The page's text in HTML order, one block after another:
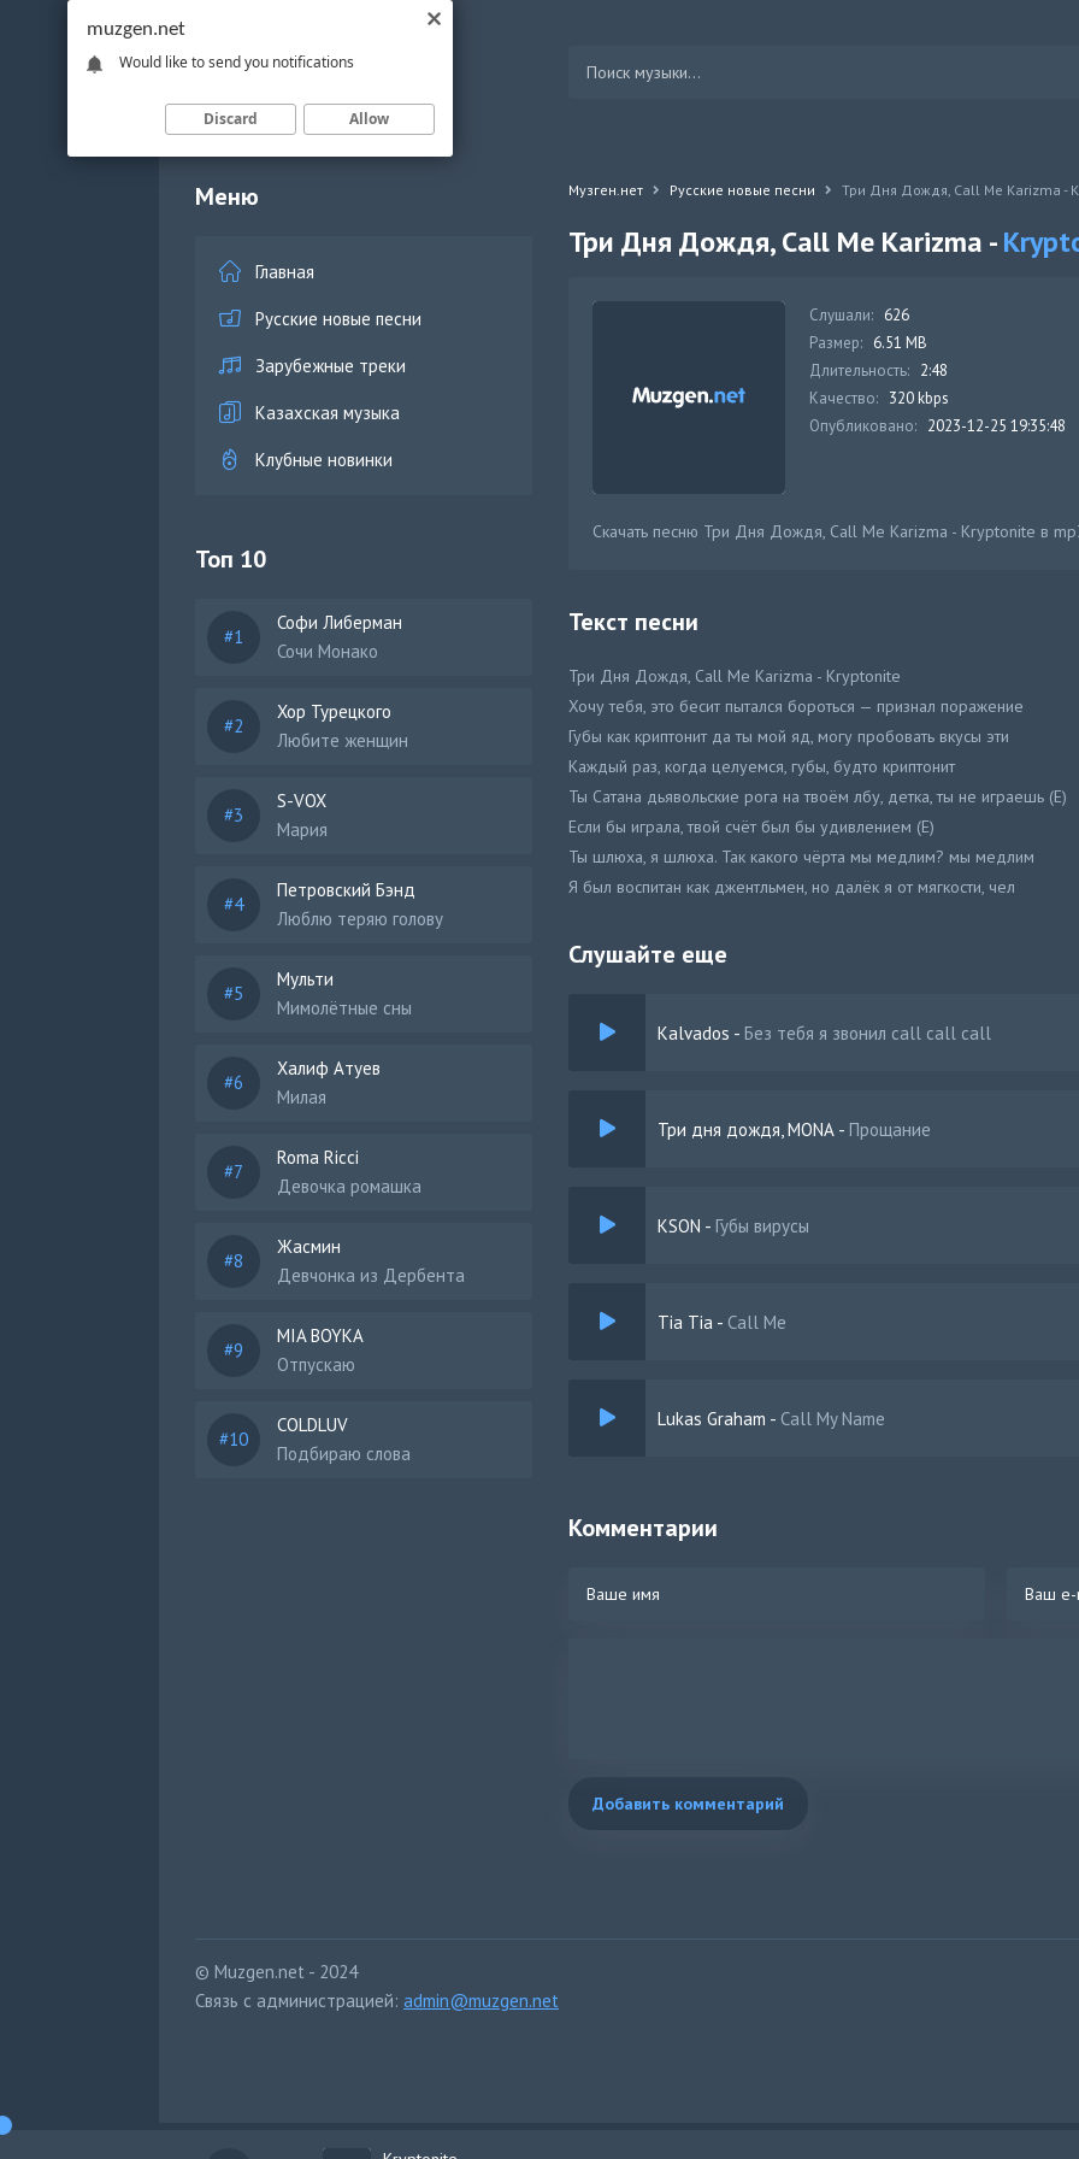
Меню
Главная
Русские новые песни
Зарубежные треки
Казахская музыка
Клубные новинки
Топ 10
Софи Либерман
Сочи Монако
Хор Турецкого
Любите женщин
S-VOX
Мария
Петровский Бэнд
Люблю теряю голову
Мульти
Мимолётные сны
Халиф Атуев
Милая
Roma Ricci
Девочка ромашка
Жасмин
Девчонка из Дербента
MIA BOYKA
Отпускаю
COLDLUV
Подбираю слова
Музген.нет Русские новые песни Три Дня Дождя, Call Me Karizma -
Три Дня Дождя, Call Me Karizma -
Слушали: 626
Размер: 6.51 MB
Длительность: 2:48
Качество: 320 kbps
Опубликовано: 2023-12-25 19:35:48
Скачать песню Три Дня Дождя, Call Me Karizma - Kryptonite в
Текст песни
Три Дня Дождя, Call Me Karizma - Kryptonite
Хочу тебя, это бесит пытался бороться — признал поражение
Губы как криптонит да ты мой яд, могу пробовать вкусы эти
Каждый раз, когда целуемся, губы, будто криптонит
Ты Сатана дьявольские рога на твоём лбу, детка, ты не играешь (Е)
Если бы играла, твой счёт был бы удивлением (Е)
Ты шлюха, я шлюха. Так какого чёрта мы медлим? мы медлим
Я был воспитан как джентльмен, но далёк я от мягкости, чел
Слушайте еще
Kalvados - Без тебя я звонил call call call
Три дня дождя, MONA - Прощание
KSON - Губы вирусы
Tia Tia - Call Me
Lukas Graham - Call My Name
Комментарии
Добавить комментарий
© Muzgen.net - 2024
Связь с администрацией: admin@muzgen.net
muzgen.net
Would like to send you notifications
Discard Allow